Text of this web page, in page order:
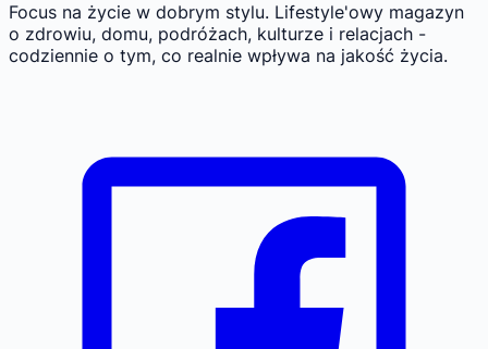
Focus na życie w dobrym stylu. Lifestyle'owy magazyn
o zdrowiu, domu, podróżach, kulturze i relacjach -
codziennie o tym, co realnie wpływa na jakość życia.